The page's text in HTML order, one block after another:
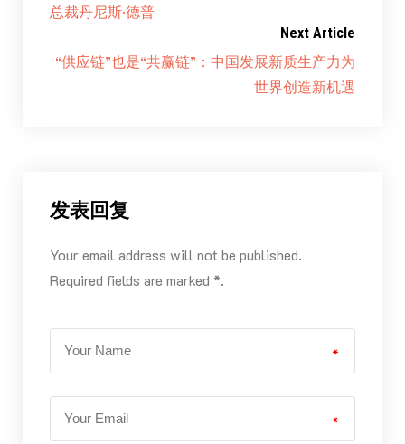
总裁丹尼斯·德普
Next Article
“供应链”也是“共赢链”：中国发展新质生产力为
世界创造新机遇
发表回复
Your email address will not be published.
Required fields are marked *.
*
*